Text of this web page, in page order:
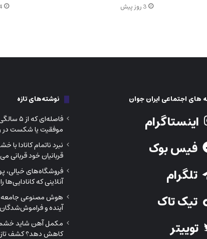
3 روز پیش 4
های اجتماعی ایران جوان
اینستاگرام
فیس بوک
تلگرام
تیک تاک
توییتر
نوشته‌های تازه
فاصله‌ای
موفقیت یا شکست در
نبرد ناتمام کانادا
قربانیان خود قربانی
فروشگاه‌های خیالی،
آنلاینی که
هوش مصنوعی جامعه
آینده و
مکمل آهن شاید خشم و
کاهش دهد؟ کشف تازه